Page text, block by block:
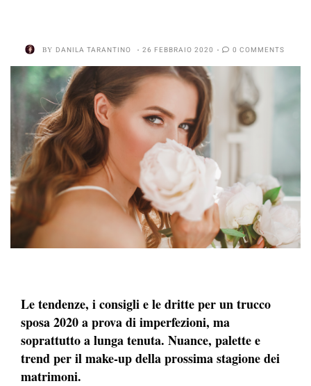
BY DANILA TARANTINO 26 FEBBRAIO 2020 0 COMMENTS
Le tendenze, i consigli e le dritte per un trucco
sposa 2020 a prova di imperfezioni, ma
soprattutto a lunga tenuta. Nuance, palette e
trend per il make-up della prossima stagione dei
matrimoni.